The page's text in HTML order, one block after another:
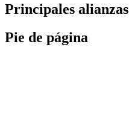
Principales alianzas
Pie de página